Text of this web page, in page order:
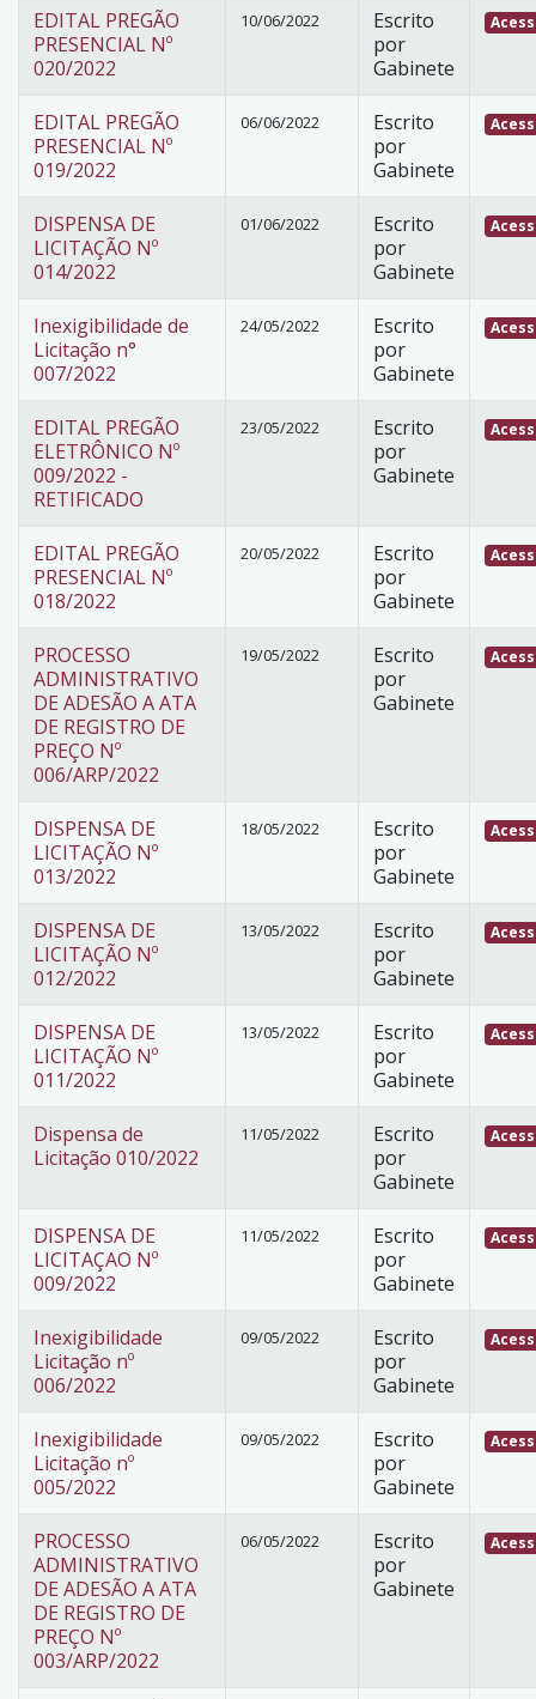
EDITAL PREGÃO
PRESENCIAL Nº
020/2022
10/06/2022
Escrito
por
Gabinete
EDITAL PREGÃO
PRESENCIAL Nº
019/2022
06/06/2022
Escrito
por
Gabinete
DISPENSA DE
LICITAÇÃO Nº
014/2022
01/06/2022
Escrito
por
Gabinete
Inexigibilidade de
Licitação n°
007/2022
24/05/2022
Escrito
por
Gabinete
EDITAL PREGÃO
ELETRÔNICO Nº
009/2022 -
RETIFICADO
23/05/2022
Escrito
por
Gabinete
EDITAL PREGÃO
PRESENCIAL Nº
018/2022
20/05/2022
Escrito
por
Gabinete
PROCESSO
ADMINISTRATIVO
DE ADESÃO A ATA
DE REGISTRO DE
PREÇO Nº
006/ARP/2022
19/05/2022
Escrito
por
Gabinete
DISPENSA DE
LICITAÇÃO Nº
013/2022
18/05/2022
Escrito
por
Gabinete
DISPENSA DE
LICITAÇÃO Nº
012/2022
13/05/2022
Escrito
por
Gabinete
DISPENSA DE
LICITAÇÃO Nº
011/2022
13/05/2022
Escrito
por
Gabinete
Dispensa de
Licitação 010/2022
11/05/2022
Escrito
por
Gabinete
DISPENSA DE
LICITAÇAO Nº
009/2022
11/05/2022
Escrito
por
Gabinete
Inexigibilidade
Licitação nº
006/2022
09/05/2022
Escrito
por
Gabinete
Inexigibilidade
Licitação nº
005/2022
09/05/2022
Escrito
por
Gabinete
PROCESSO
ADMINISTRATIVO
DE ADESÃO A ATA
DE REGISTRO DE
PREÇO Nº
003/ARP/2022
06/05/2022
Escrito
por
Gabinete